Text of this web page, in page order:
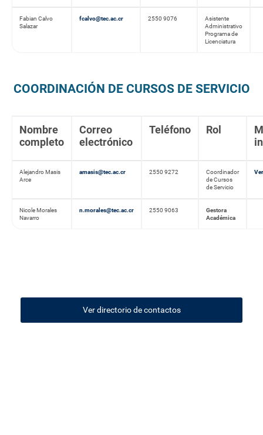
Fabian Calvo
Salazar
fcalvo@tec.ac.cr 2550 9076
Asistente
Administrativo
Programa de
Licenciatura
COORDINACIÓN DE CURSOS DE SERVICIO
Nombre
completo
Correo
electrónico
Teléfono Rol
Alejandro Masis
Arce
amasis@tec.ac.cr 2550 9272
Coordinador
de Cursos
de Servicio
Nicole Morales
Navarro
n.morales@tec.ac.cr 2550 9063
Gestora
Académica
Ver directorio de contactos